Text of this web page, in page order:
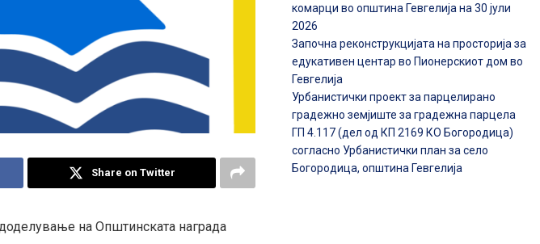
Share on Twitter
на Општинската награда
комарци во општина Гевгелија на 30 јули
2026
Започна реконструкцијата на просторија за
едукативен центар во Пионерскиот дом во
Гевгелија
Урбанистички проект за парцелирано
градежно земјиште за градежна парцела
ГП 4.117 (дел од КП 2169 КО Богородица)
согласно Урбанистички план за село
Богородица, општина Гевгелија